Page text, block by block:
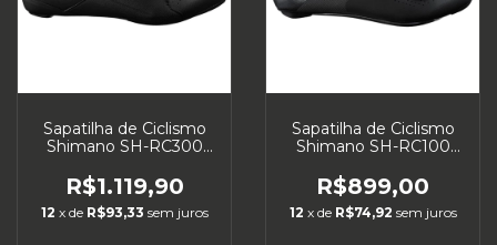
Sapatilha de Ciclismo
Shimano SH-RC300
R$1.119,90
12 x de R$93,33 sem juros
Sapatilha de Ciclismo
Shimano SH-RC100
R$899,00
12 x de R$74,92 sem juros